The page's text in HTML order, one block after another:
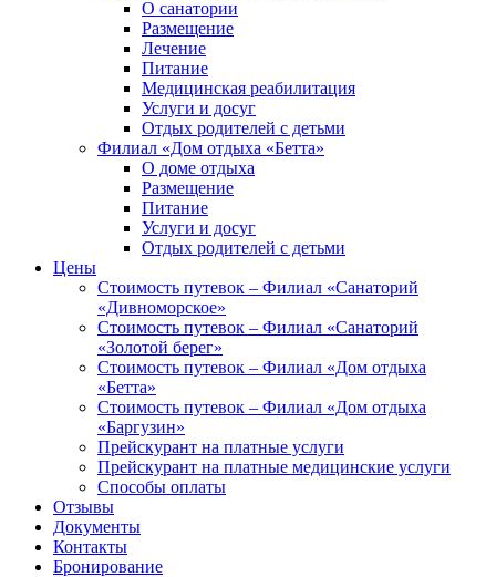
О санатории
Размещение
Лечение
Питание
Медицинская реабилитация
Услуги и досуг
Отдых родителей с детьми
Филиал «Дом отдыха «Бетта»
О доме отдыха
Размещение
Питание
Услуги и досуг
Отдых родителей с детьми
Цены
Стоимость путевок – Филиал «Санаторий
«Дивноморское»
Стоимость путевок – Филиал «Санаторий
«Золотой берег»
Стоимость путевок – Филиал «Дом отдыха
«Бетта»
Стоимость путевок – Филиал «Дом отдыха
«Баргузин»
Прейскурант на платные услуги
Прейскурант на платные медицинские услуги
Способы оплаты
Отзывы
Документы
Контакты
Бронирование